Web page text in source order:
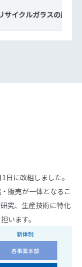
サイクルガラスの原料
に改組しました。
販売が一体となるこ
究、生産技術に特化
います。